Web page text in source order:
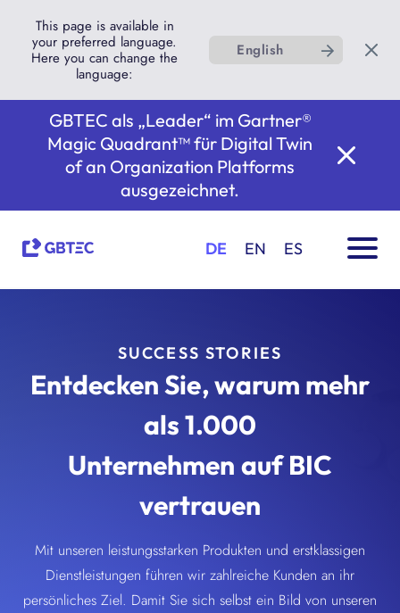
This page is available in
your preferred language.
Here you can change the
language:
English
GBTEC als „Leader“ im Gartner®
Magic Quadrant™ für Digital Twin
of an Organization Platforms
ausgezeichnet.
DE EN ES
SUCCESS STORIES
Entdecken Sie, warum mehr
als 1.000
Unternehmen auf BIC
vertrauen
Mit unseren leistungsstarken Produkten und erstklassigen
Dienstleistungen führen wir zahlreiche Kunden an ihr
persönliches Ziel. Damit Sie sich selbst ein Bild von unseren